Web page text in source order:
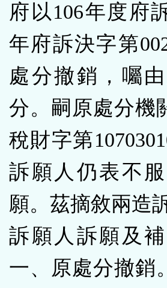
府以106年度府
年府訴決字第
處分撤銷，囑
分。嗣原處分機
稅財字第
訴願人仍表不
願。茲摘敘兩造
訴願人訴願及
一、原處分撤銷